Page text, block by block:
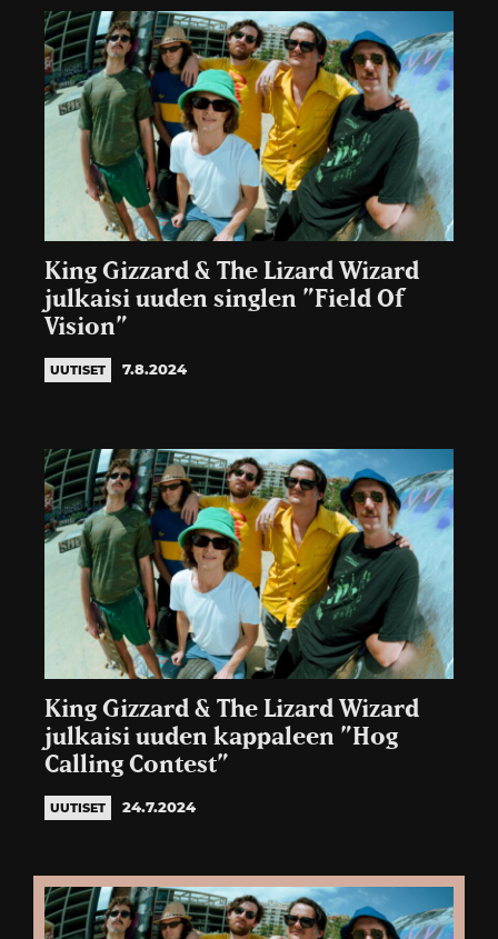
King Gizzard & The Lizard Wizard
julkaisi uuden singlen ”Field Of
Vision”
UUTISET 7.8.2024
King Gizzard & The Lizard Wizard
julkaisi uuden kappaleen ”Hog
Calling Contest”
UUTISET 24.7.2024